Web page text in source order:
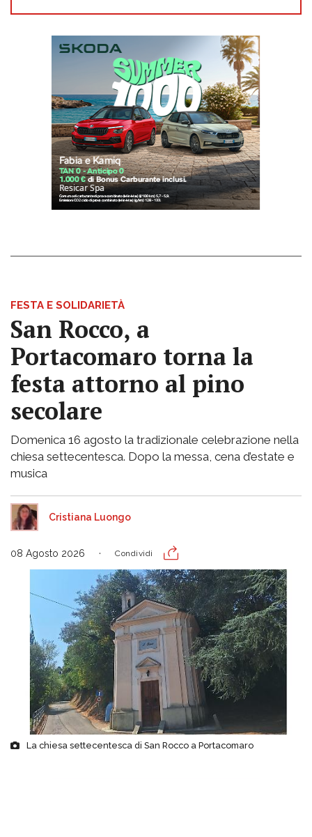
FESTA E SOLIDARIETÀ
San Rocco, a
Portacomaro torna la
festa attorno al pino
secolare
Domenica 16 agosto la tradizionale celebrazione nella
chiesa settecentesca. Dopo la messa, cena d’estate e
musica
Cristiana Luongo
08 Agosto 2026 Condividi
La chiesa settecentesca di San Rocco a Portacomaro